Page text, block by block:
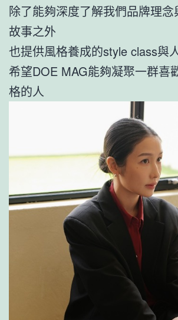
除了能夠深度了解我們品牌理
故事之外
也提供風格養成的style class與
希望DOE MAG能夠凝聚一群喜
格的人